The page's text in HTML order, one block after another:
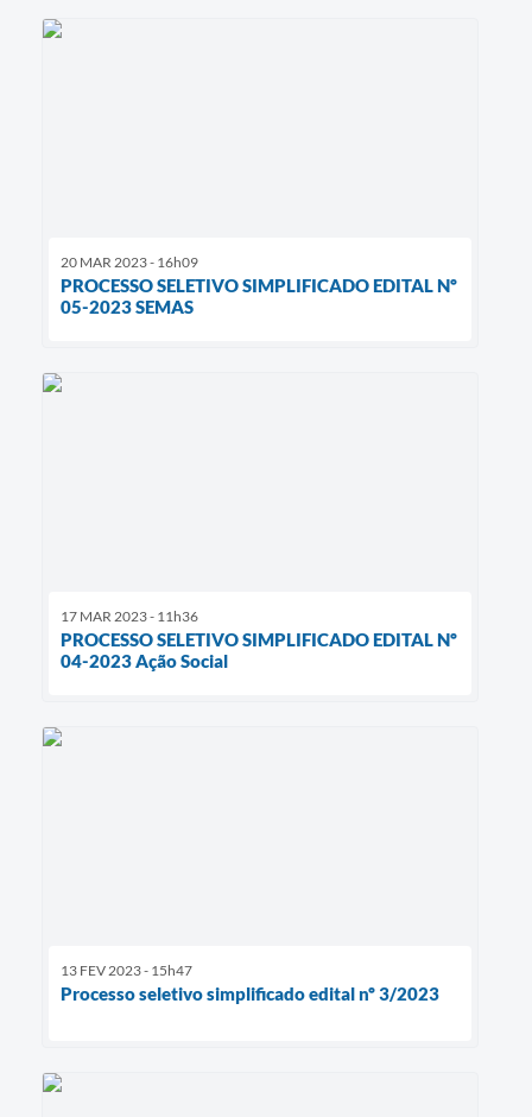
20 MAR 2023 - 16h09
PROCESSO SELETIVO SIMPLIFICADO EDITAL Nº
05-2023 SEMAS
17 MAR 2023 - 11h36
PROCESSO SELETIVO SIMPLIFICADO EDITAL Nº
04-2023 Ação Social
13 FEV 2023 - 15h47
Processo seletivo simplificado edital nº 3/2023